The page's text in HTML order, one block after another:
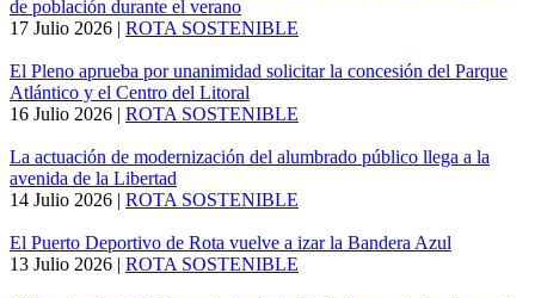
de población durante el verano
17 Julio 2026 | ROTA SOSTENIBLE
El Pleno aprueba por unanimidad solicitar la concesión del Parque
Atlántico y el Centro del Litoral
16 Julio 2026 | ROTA SOSTENIBLE
La actuación de modernización del alumbrado público llega a la
avenida de la Libertad
14 Julio 2026 | ROTA SOSTENIBLE
El Puerto Deportivo de Rota vuelve a izar la Bandera Azul
13 Julio 2026 | ROTA SOSTENIBLE